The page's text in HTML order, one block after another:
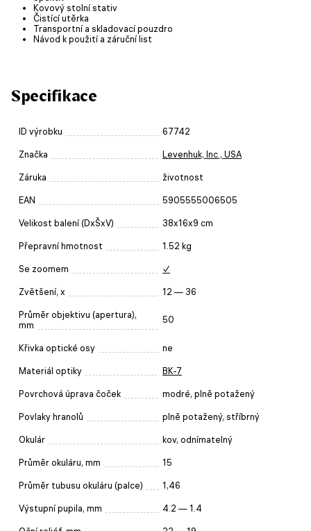
Kovový stolní stativ
Čistící utěrka
Transportní a skladovací pouzdro
Návod k použití a záruční list
Specifikace
ID výrobku 67742
Značka Levenhuk, Inc., USA
Záruka životnost
EAN 5905555006505
Velikost balení (DxŠxV) 38x16x9 cm
Přepravní hmotnost 1.52 kg
Se zoomem ✓
Zvětšení, x 12 — 36
Průměr objektivu (apertura),
mm
50
Křivka optické osy ne
Materiál optiky BK-7
Povrchová úprava čoček modré, plně potažený
Povlaky hranolů plně potažený, stříbrný
Okulár kov, odnímatelný
Průměr okuláru, mm 15
Průměr tubusu okuláru (palce) 1,46
Výstupní pupila, mm 4.2 — 1.4